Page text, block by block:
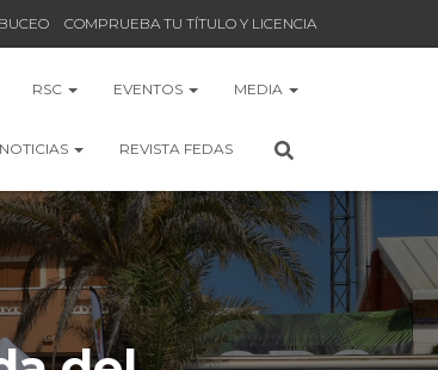
COMPRUEBA TU TÍTULO Y LICENCIA
RSC EVENTOS MEDIA
REVISTA FEDAS